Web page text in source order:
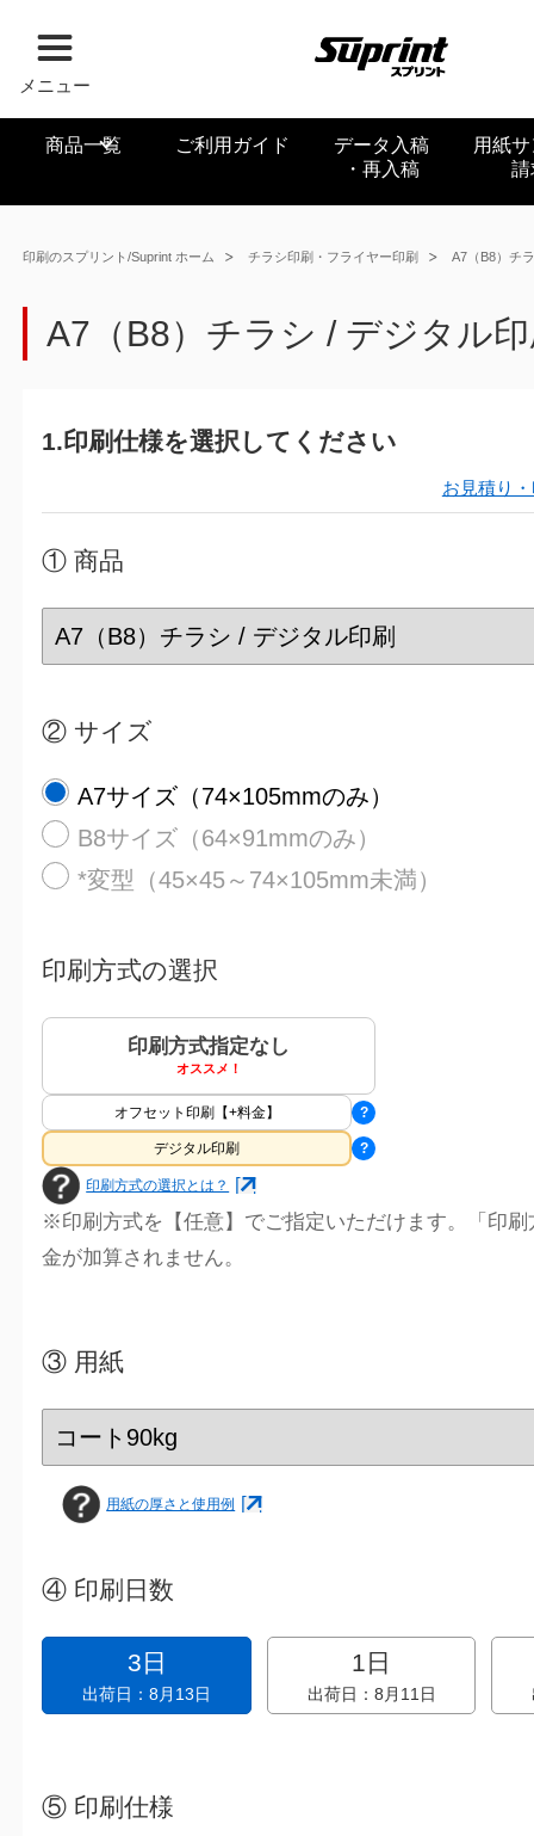
メニュー
商品一覧 ご利用ガイド
データ入稿
・再入稿
用紙
請
印刷のスプリント/Suprint ホーム チラシ印刷・フライヤー印刷 A7（B8）チ
A7（B8）チラシ / デジタル
1.印刷仕様を選択してください
お見積り
① 商品
② サイズ
A7サイズ（74×105mmのみ）
B8サイズ（64×91mmのみ）
*変型（45×45～74×105mm未満）
印刷方式の選択
印刷方式指定なし
オススメ！
オフセット印刷【+料金】 ?
デジタル印刷 ?
印刷方式の選択とは？
※印刷方式を【任意】でご指定いただけます。「印
金が加算されません。
③ 用紙
用紙の厚さと使用例
④ 印刷日数
3日
出荷日：8月13日
1日
出荷日：8月11日
⑤ 印刷仕様